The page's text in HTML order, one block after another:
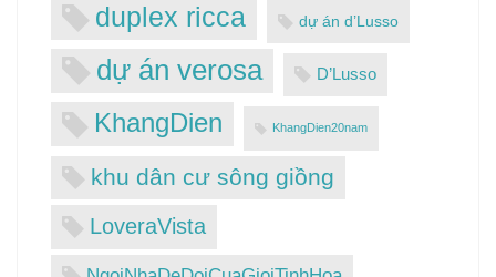
duplex ricca dự án d’Lusso
dự án verosa D’Lusso
KhangDien KhangDien20nam
khu dân cư sông giồng
LoveraVista